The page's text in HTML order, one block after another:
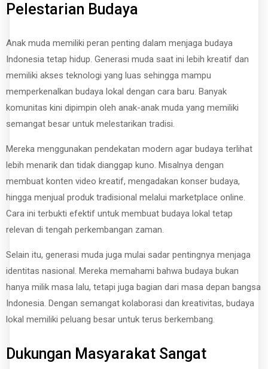
Pelestarian Budaya
Anak muda memiliki peran penting dalam menjaga budaya
Indonesia tetap hidup. Generasi muda saat ini lebih kreatif dan
memiliki akses teknologi yang luas sehingga mampu
memperkenalkan budaya lokal dengan cara baru. Banyak
komunitas kini dipimpin oleh anak-anak muda yang memiliki
semangat besar untuk melestarikan tradisi.
Mereka menggunakan pendekatan modern agar budaya terlihat
lebih menarik dan tidak dianggap kuno. Misalnya dengan
membuat konten video kreatif, mengadakan konser budaya,
hingga menjual produk tradisional melalui marketplace online.
Cara ini terbukti efektif untuk membuat budaya lokal tetap
relevan di tengah perkembangan zaman.
Selain itu, generasi muda juga mulai sadar pentingnya menjaga
identitas nasional. Mereka memahami bahwa budaya bukan
hanya milik masa lalu, tetapi juga bagian dari masa depan bangsa
Indonesia. Dengan semangat kolaborasi dan kreativitas, budaya
lokal memiliki peluang besar untuk terus berkembang.
Dukungan Masyarakat Sangat